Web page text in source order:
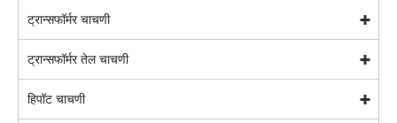
ट्रान्सफॉर्मर चाचणी
ट्रान्सफॉर्मर तेल चाचणी
हिपॉट चाचणी